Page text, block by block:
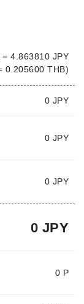
= 4.863810 JPY
0.205600 THB)
0 JPY
0 JPY
0 JPY
0 JPY
0 P